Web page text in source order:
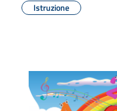
Istruzione